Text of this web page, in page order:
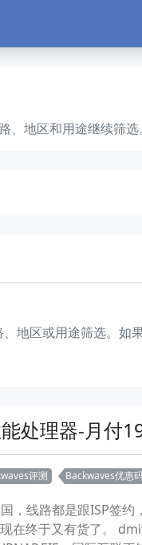
地区和用途继续筛选。
地区或用途筛选。
处理器-月付
评测 Backwaves优惠
，线路都是跟ISP签
在终于又有货了。